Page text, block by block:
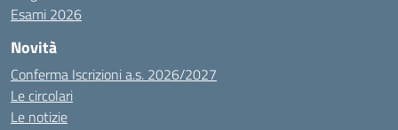
Esami 2026
Novità
Conferma Iscrizioni a.s. 2026/2027
Le circolari
Le notizie